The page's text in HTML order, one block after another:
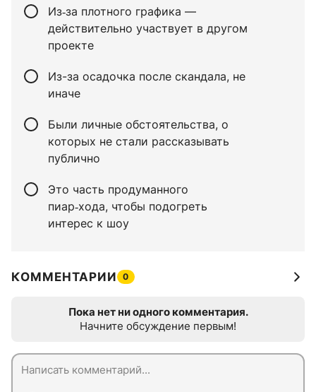
Из‑за плотного графика —
действительно участвует в другом
проекте
Из-за осадочка после скандала, не
иначе
Были личные обстоятельства, о
которых не стали рассказывать
публично
Это часть продуманного
пиар‑хода, чтобы подогреть
интерес к шоу
КОММЕНТАРИИ 0
Пока нет ни одного комментария.
Начните обсуждение первым!